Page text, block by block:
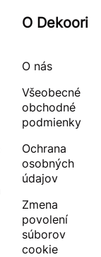
O Dekoori
O nás
Všeobecné
obchodné
podmienky
Ochrana
osobných
údajov
Zmena
povolení
súborov
cookie